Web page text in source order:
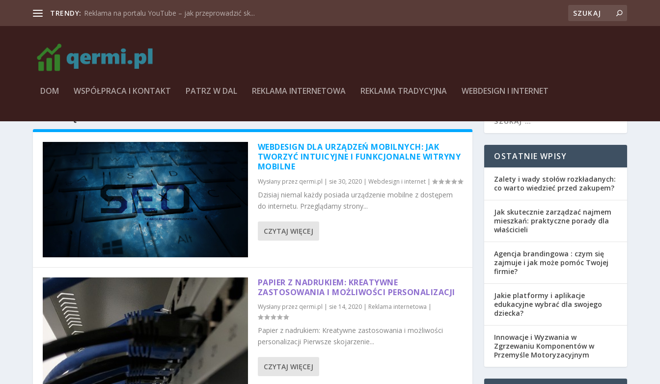
TRENDY: Reklama na portalu YouTube – jak przeprowadzić sk...
DOM WSPÓŁPRACA I KONTAKT PATRZ W DAL REKLAMA INTERNETOWA REKLAMA TRADYCYJNA WEBDESIGN I INTERNET
WEBDESIGN DLA URZĄDZEŃ MOBILNYCH: JAK
TWORZYĆ INTUICYJNE I FUNKCJONALNE WITRYNY
MOBILNE
Wysłany przez qermi.pl | sie 30, 2020| Webdesign i internet|
Dzisiaj niemal każdy posiada urządzenie mobilne z dostępem
do internetu. Przeglądamy strony...
CZYTAJ WIĘCEJ
PAPIER Z NADRUKIEM: KREATYWNE
ZASTOSOWANIA I MOŻLIWOŚCI PERSONALIZACJI
Wysłany przez qermi.pl | sie 14, 2020| Reklama internetowa |
Papier z nadrukiem: Kreatywne zastosowania i możliwości
personalizacji Pierwsze skojarzenie...
CZYTAJ WIĘCEJ
OSTATNIE WPISY
Zalety i wady stołów rozkładanych:
co warto wiedzieć przed zakupem?
Jak skutecznie zarządzać najmem
mieszkań: praktyczne porady dla
właścicieli
Agencja brandingowa : czym się
zajmuje i jak może pomóc Twojej
firmie?
Jakie platformy i aplikacje
edukacyjne wybrać dla swojego
dziecka?
Innowacje i Wyzwania w
Zgrzewaniu Komponentów w
Przemyśle Motoryzacyjnym